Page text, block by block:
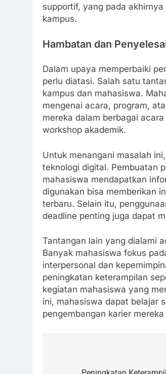
supportif, yang pada
kampus.
Hambatan dan
Dalam upaya memperbaiki
perlu diatasi. Salah satu
kampus dan mahasiswa.
mengenai acara, program,
mereka dalam berbagai
workshop akademik.
Untuk menangani masalah
teknologi digital. Pembuatan
mahasiswa mendapatkan
digunakan bisa memberikan
terbaru. Selain itu,
deadline penting juga dapat
Tantangan lain yang dialami
Banyak mahasiswa fokus
interpersonal dan
peningkatan keterampilan
kegiatan mahasiswa yang
ini, mahasiswa dapat belajar
pengembangan karier